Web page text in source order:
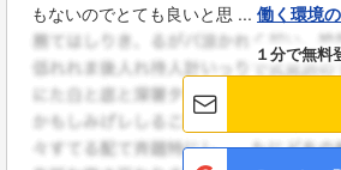
もないのでとても良いと思 ... 働く環境
１分で無料